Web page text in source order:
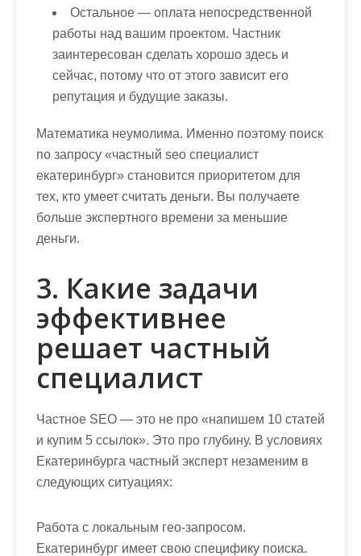
Остальное — оплата непосредственной
работы над вашим проектом. Частник
заинтересован сделать хорошо здесь и
сейчас, потому что от этого зависит его
репутация и будущие заказы.
Математика неумолима. Именно поэтому поиск
по запросу «частный seo специалист
екатеринбург» становится приоритетом для
тех, кто умеет считать деньги. Вы получаете
больше экспертного времени за меньшие
деньги.
3. Какие задачи
эффективнее
решает частный
специалист
Частное SEO — это не про «напишем 10 статей
и купим 5 ссылок». Это про глубину. В условиях
Екатеринбурга частный эксперт незаменим в
следующих ситуациях:
Работа с локальным гео-запросом.
Екатеринбург имеет свою специфику поиска.